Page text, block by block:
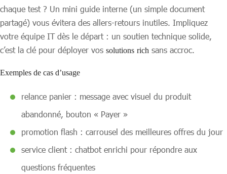
chaque test ? Un mini guide interne (un simple document
partagé) vous évitera des allers-retours inutiles. Impliquez
votre équipe IT dès le départ : un soutien technique solide,
c’est la clé pour déployer vos solutions rich sans accroc.
Exemples de cas d’usage
relance panier : message avec visuel du produit
abandonné, bouton « Payer »
promotion flash : carrousel des meilleures offres du jour
service client : chatbot enrichi pour répondre aux
questions fréquentes